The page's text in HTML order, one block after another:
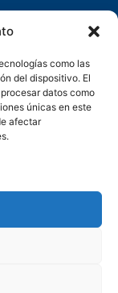
como las
del dispositivo. El
datos como
únicas en este
afectar
de Andalucía